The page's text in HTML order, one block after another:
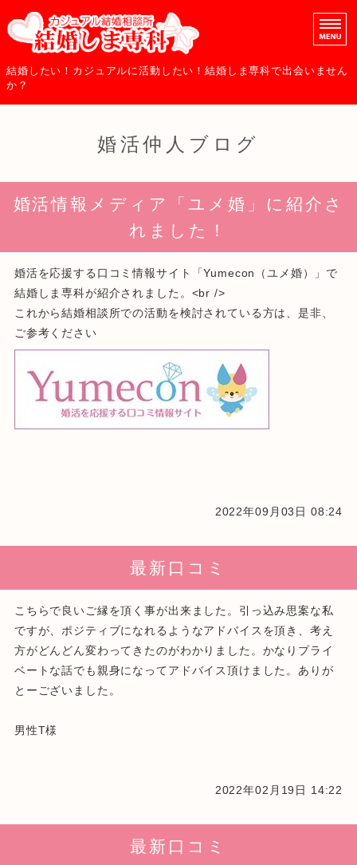
地域密着のカジュアル
結婚したい！カジュアルに活動したい！結婚しま専科で出会いません
か？
ご成婚までの流れ
お問い合わせ
婚活仲人ブログ
婚活情報メディア「ユメ婚」に紹介さ
れました！
婚活を応援する口コミ情報サイト「Yumecon（ユメ婚）」で
結婚しま専科が紹介されました。<br />
これから結婚相談所での活動を検討されている方は、是非、
ご参考ください
2022年09月03日 08:24
最新口コミ
こちらで良いご縁を頂く事が出来ました。引っ込み思案な私
ですが、ポジティブになれるようなアドバイスを頂き、考え
方がどんどん変わってきたのがわかりました。かなりプライ
ベートな話でも親身になってアドバイス頂けました。ありが
とーございました。
男性T様
2022年02月19日 14:22
最新口コミ